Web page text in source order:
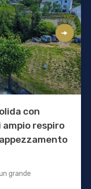
con
respiro
grande